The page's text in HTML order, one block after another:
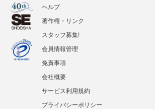
ヘルプ
著作権・リンク
スタッフ募集!
会員情報管理
免責事項
会社概要
サービス利用規約
プライバシーポリシー